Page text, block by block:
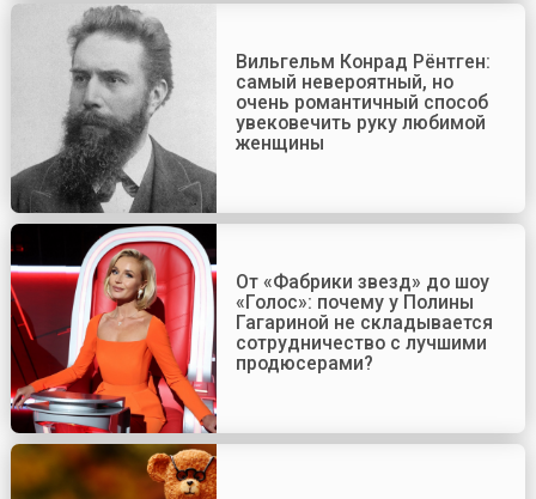
Вильгельм Конрад Рёнтген:
самый невероятный, но
очень романтичный способ
увековечить руку любимой
женщины
От «Фабрики звезд» до шоу
«Голос»: почему у Полины
Гагариной не складывается
сотрудничество с лучшими
продюсерами?